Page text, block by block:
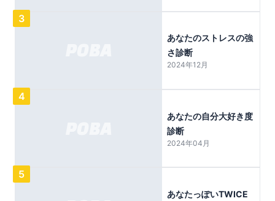
3
あなたのストレスの強
さ診断
2024年12月
4
あなたの自分大好き度
診断
2024年04月
5
あなたっぽいTWICE